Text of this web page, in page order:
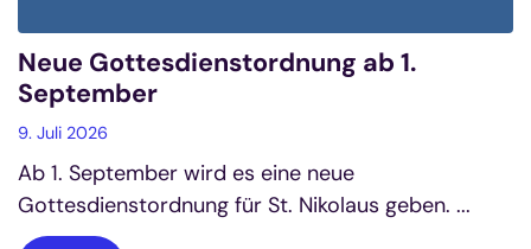
Neue Gottesdienstordnung ab 1.
September
9. Juli 2026
Ab 1. September wird es eine neue
Gottesdienstordnung für St. Nikolaus geben. ...